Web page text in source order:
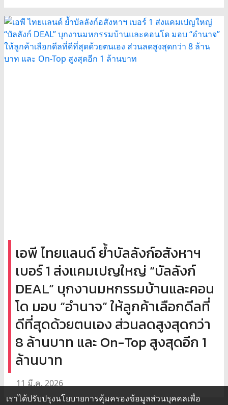
เอพี ไทยแลนด์ ย้ำบัลลังก์อสังหาฯ
เบอร์ 1 ส่งแคมเปญใหญ่ “บัลลังก์
DEAL” บุกงานมหกรรมบ้านและคอน
โด มอบ “อำนาจ” ให้ลูกค้าเลือกดีลที่
ดีที่สุดด้วยตนเอง ส่วนลดสูงสุดกว่า
8 ล้านบาท และ On-Top สูงสุดอีก 1
ล้านบาท
11 มี.ค. 2026
เราได้ปรับปรุงนโยบายการคุ้มครองข้อมูลส่วนบุคคลเพื่อ